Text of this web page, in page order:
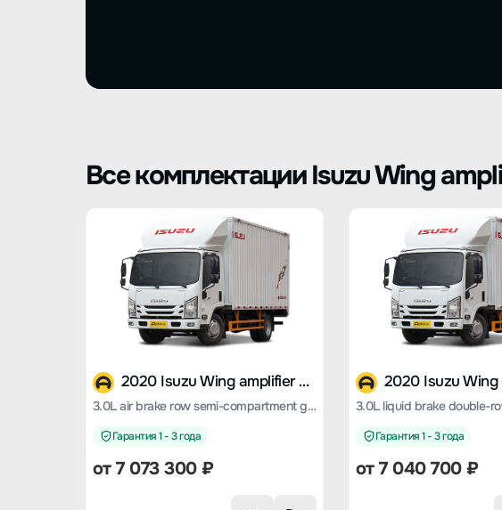
Все комплектации Isuzu Wing
2020 Isuzu Wing amplifier ES5
3.0L air brake row semi-compartment grille standard version
Гарантия 1 - 3 года
от 7 073 300 ₽
Гарантия 1 - 3 года
от 7 040 700 ₽